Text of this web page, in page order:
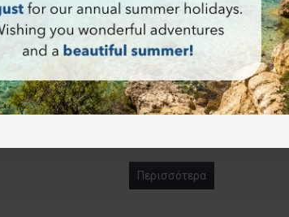
Λακωνία, Ιδανικά Μέρη για
Η Λακωνία αποτελεί νομό της
που βρίσκεται στο νοτιοανατολικό άκρο
Περισσότερα